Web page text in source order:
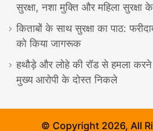
सुरक्षा, नशा मुक्ति और महिला
किताबों के साथ सुरक्षा का पाठ:
को किया जागरूक
हथौड़े और लोहे की रॉड से हमला करने
मुख्य आरोपी के दोस्त निकले
© Copyright 2026, All